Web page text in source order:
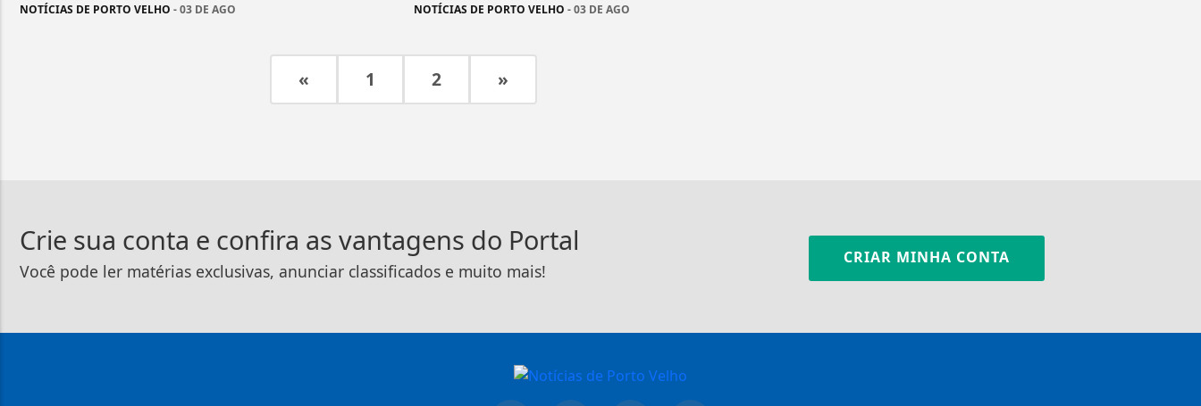
NOTÍCIAS DE PORTO VELHO - 03 DE AGO NOTÍCIAS DE PORTO VELHO - 03 DE AGO
« 1 2 »
Crie sua conta e confira as vantagens do Portal
Você pode ler matérias exclusivas, anunciar classificados e muito mais!
CRIAR MINHA CONTA